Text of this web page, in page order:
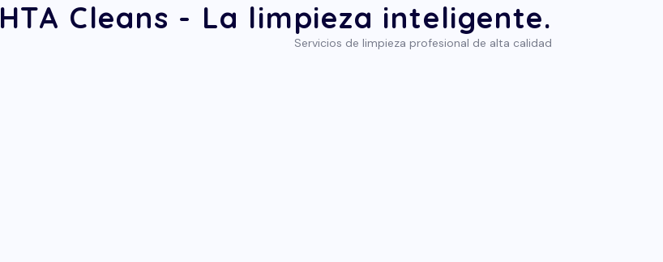
HTA Cleans - La limpieza inteligente.
Servicios de limpieza profesional de alta calidad